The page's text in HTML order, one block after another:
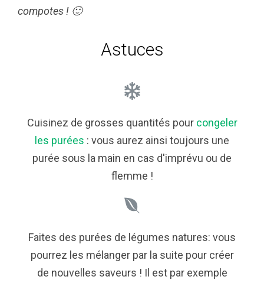
compotes ! 🙂
Astuces
Cuisinez de grosses quantités pour congeler
les purées : vous aurez ainsi toujours une
purée sous la main en cas d'imprévu ou de
flemme !
Faites des purées de légumes natures: vous
pourrez les mélanger par la suite pour créer
de nouvelles saveurs ! Il est par exemple